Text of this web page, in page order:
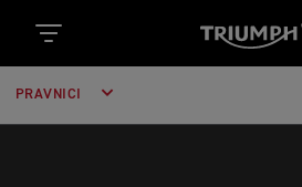
id='+i+dl;f.parentNode.insertBefore(j,f); })
PRAVNICI